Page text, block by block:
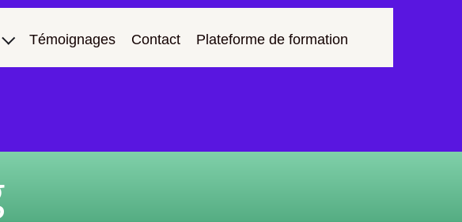
Témoignages Contact Plateforme de formation